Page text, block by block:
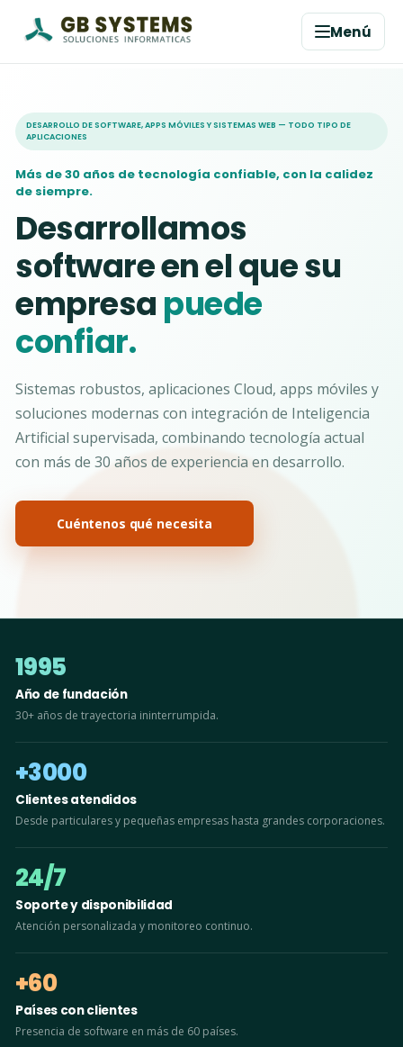
Menú
DESARROLLO DE SOFTWARE, APPS MÓVILES Y SISTEMAS WEB — TODO TIPO DE
APLICACIONES
Más de 30 años de tecnología confiable, con la calidez
de siempre.
Desarrollamos
software en el que su
empresa puede
confiar.
Sistemas robustos, aplicaciones Cloud, apps móviles y
soluciones modernas con integración de Inteligencia
Artificial supervisada, combinando tecnología actual
con más de 30 años de experiencia en desarrollo.
Cuéntenos qué necesita
1995
Año de fundación
30+ años de trayectoria ininterrumpida.
+3000
Clientes atendidos
Desde particulares y pequeñas empresas hasta grandes corporaciones.
24/7
Soporte y disponibilidad
Atención personalizada y monitoreo continuo.
+60
Países con clientes
Presencia de software en más de 60 países.